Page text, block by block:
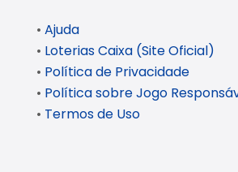
• Ajuda
• Loterias Caixa (Site Oficial)
• Política de Privacidade
• Política sobre Jogo
• Termos de Uso